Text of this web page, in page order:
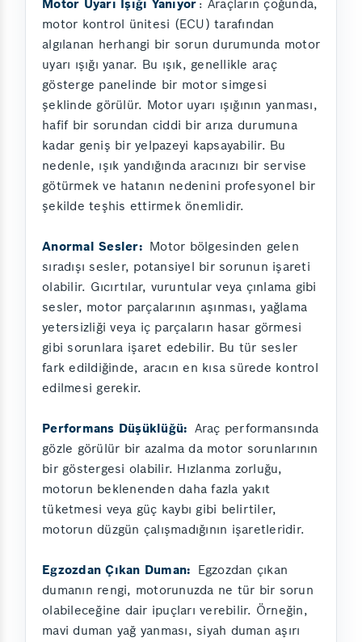
Motor Uyarı Işığı Yanıyor : Araçların çoğunda,
motor kontrol ünitesi (ECU) tarafından
algılanan herhangi bir sorun durumunda motor
uyarı ışığı yanar. Bu ışık, genellikle araç
gösterge panelinde bir motor simgesi
şeklinde görülür. Motor uyarı ışığının yanması,
hafif bir sorundan ciddi bir arıza durumuna
kadar geniş bir yelpazeyi kapsayabilir. Bu
nedenle, ışık yandığında aracınızı bir servise
götürmek ve hatanın nedenini profesyonel bir
şekilde teşhis ettirmek önemlidir.
Anormal Sesler: Motor bölgesinden gelen
sıradışı sesler, potansiyel bir sorunun işareti
olabilir. Gıcırtılar, vuruntular veya çınlama gibi
sesler, motor parçalarının aşınması, yağlama
yetersizliği veya iç parçaların hasar görmesi
gibi sorunlara işaret edebilir. Bu tür sesler
fark edildiğinde, aracın en kısa sürede kontrol
edilmesi gerekir.
Performans Düşüklüğü: Araç performansında
gözle görülür bir azalma da motor sorunlarının
bir göstergesi olabilir. Hızlanma zorluğu,
motorun beklenenden daha fazla yakıt
tüketmesi veya güç kaybı gibi belirtiler,
motorun düzgün çalışmadığının işaretleridir.
Egzozdan Çıkan Duman: Egzozdan çıkan
dumanın rengi, motorunuzda ne tür bir sorun
olabileceğine dair ipuçları verebilir. Örneğin,
mavi duman yağ yanması, siyah duman aşırı